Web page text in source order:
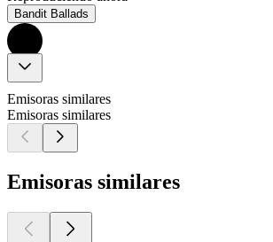
Bandit Ballads
Emisoras similares
Emisoras similares
Emisoras similares